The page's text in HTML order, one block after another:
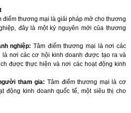
điểm thương mại là giải pháp mở cho thương
đây là một kỷ nguyên mới của thương
nghiệp: Tâm điểm thương mại là nơi các
là nơi các cơ hội kinh doanh được tạo ra và
được thực hiện và nơi các hoạt động kinh
tham gia: Tâm điểm thương mại là cơ
động kinh doanh quốc tế, một siêu thị cho